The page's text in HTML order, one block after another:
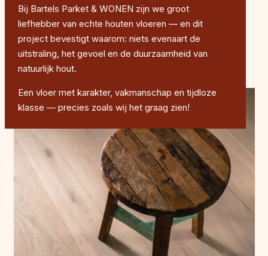
Bij Bartels Parket & WONEN zijn we groot
liefhebber van echte houten vloeren — en dit
project bevestigt waarom: niets evenaart de
uitstraling, het gevoel en de duurzaamheid van
natuurlijk hout.
Een vloer met karakter, vakmanschap en tijdloze
klasse — precies zoals wij het graag zien!